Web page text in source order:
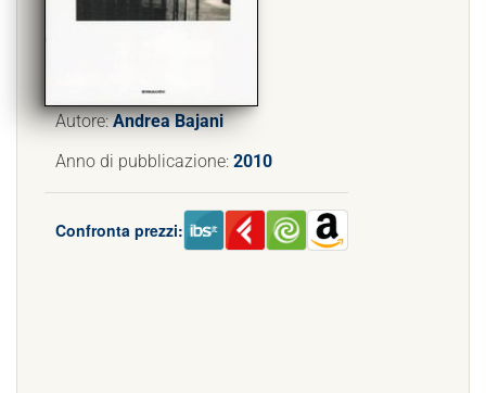
Autore:Andrea Bajani
Anno di pubblicazione: 2010
Confronta prezzi: